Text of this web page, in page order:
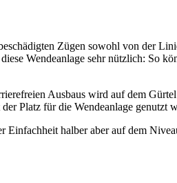
Zügen sowohl von der
Wendeanlage sehr nützlich: So
Ausbaus wird auf dem
Platz für die Wendeanlage genutzt
Einfachheit halber aber auf dem